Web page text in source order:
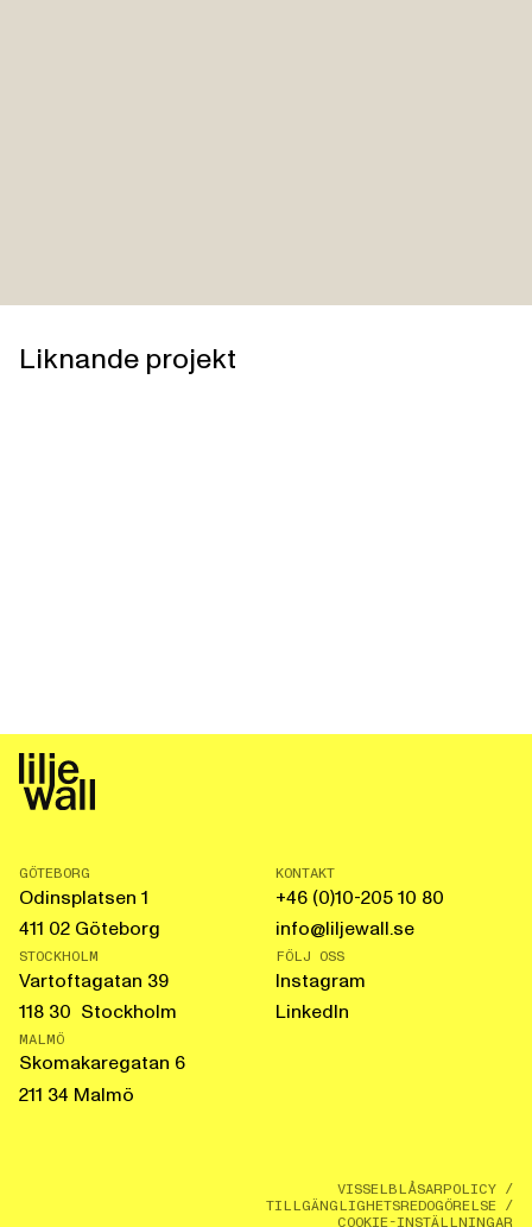
Liknande projekt
GÖTEBORG
Odinsplatsen 1
411 02 Göteborg
STOCKHOLM
Vartoftagatan 39
118 30 Stockholm
MALMÖ
Skomakaregatan 6
211 34 Malmö
KONTAKT
+46 (0)10-205 10 80
info@liljewall.se
FÖLJ OSS
Instagram
LinkedIn
VISSELBLÅSARPOLICY
/
TILLGÄNGLIGHETSREDOGÖRELSE
/
COOKIE-INSTÄLLNINGAR